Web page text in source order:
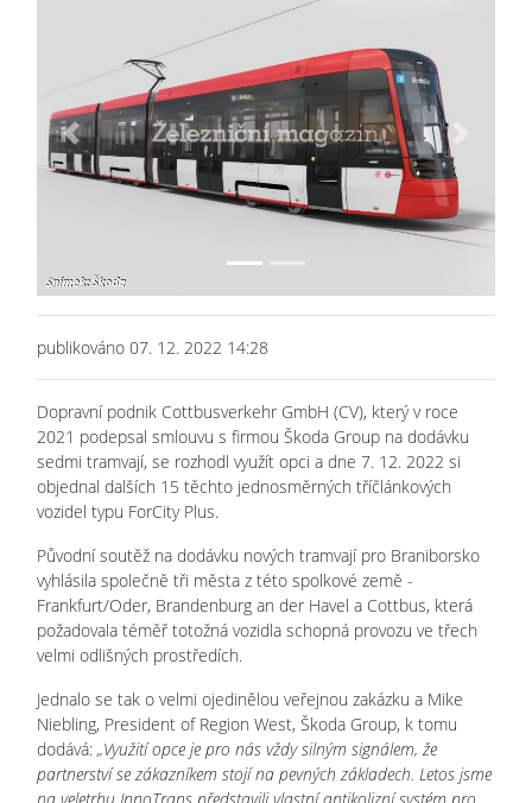
Previous
publikováno 07. 12. 2022 14:28
Dopravní podnik Cottbusverkehr GmbH (CV), který v roce
2021 podepsal smlouvu s firmou Škoda Group na dodávku
sedmi tramvají, se rozhodl využít opci a dne 7. 12. 2022 si
objednal dalších 15 těchto jednosměrných tříčlánkových
vozidel typu ForCity Plus.
Původní soutěž na dodávku nových tramvají pro Braniborsko
vyhlásila společně tři města z této spolkové země -
Frankfurt/Oder, Brandenburg an der Havel a Cottbus, která
požadovala téměř totožná vozidla schopná provozu ve třech
velmi odlišných prostředích.
Jednalo se tak o velmi ojedinělou veřejnou zakázku a Mike
Niebling, President of Region West, Škoda Group, k tomu
dodává: „Využití opce je pro nás vždy silným signálem, že
partnerství se zákazníkem stojí na pevných základech. Letos jsme